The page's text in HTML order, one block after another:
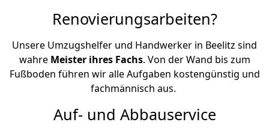
Renovierungsarbeiten?
Unsere Umzugshelfer und Handwerker in Beelitz sind
wahre Meister ihres Fachs. Von der Wand bis zum
Fußboden führen wir alle Aufgaben kostengünstig und
fachmännisch aus.
Auf- und Abbauservice